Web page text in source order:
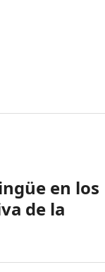
en los
de la